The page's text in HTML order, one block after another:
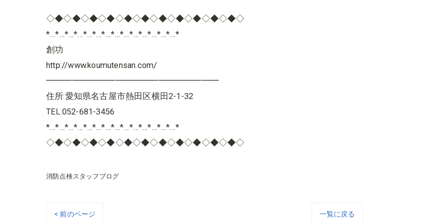
◇◆◇◆◇◆◇◆◇◆◇◆◇◆◇◆◇◆◇◆◇◆◇
*…*…*…*…*…*…*…*…*…*…*…*…*…*…*
創功
http://www.koumutensan.com/
━━━━━━━━━━━━━━━━━━━━
住所:愛知県名古屋市熱田区横田2-1-32
TEL:052-681-3456
*…*…*…*…*…*…*…*…*…*…*…*…*…*…*
◇◆◇◆◇◆◇◆◇◆◇◆◇◆◇◆◇◆◇◆◇◆◇
消防点検スタッフブログ
< 前のページ 一覧に戻る